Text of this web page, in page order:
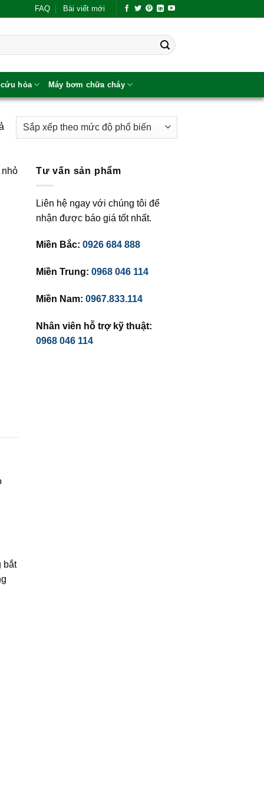
FAQ Bài viết mới
hỏa Máy bơm chữa cháy
Đã
sắp
theo
nhỏ
bắt
Tư vấn sản phẩm
Liên hệ ngay với chúng tôi để
nhận được báo giá tốt nhất.
Miền Bắc: 0926 684 888
Miền Trung: 0968 046 114
Miền Nam: 0967.833.114
Nhân viên hỗ trợ kỹ thuật:
0968 046 114